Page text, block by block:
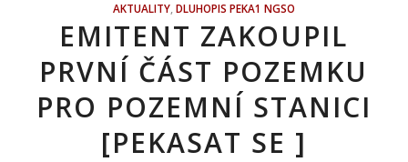
AKTUALITY, DLUHOPIS PEKA1 NGSO
EMITENT ZAKOUPIL
PRVNÍ ČÁST POZEMKU
PRO POZEMNÍ STANICI
[PEKASAT SE ]